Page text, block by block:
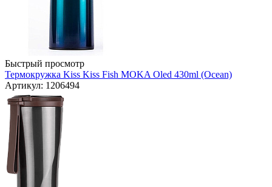
Быстрый просмотр
Термокружка Kiss Kiss Fish MOKA Oled 430ml (Ocean)
Артикул: 1206494